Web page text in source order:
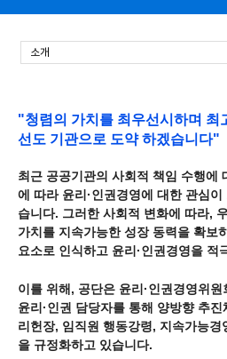
소개
개
"청렴의 가치를 최우선시하며 최
선도 기관으로 도약 하겠습니다"
최근 공공기관의 사회적 책임 수행에
에 따라 윤리·인권경영에 대한 관심
습니다. 그러한 사회적 변화에 따라,
가치를 지속가능한 성장 동력을 확보
요소로 인식하고 윤리·인권경영을 적
이를 위해, 공단은 윤리·인권경영위
윤리·인권 담당자를 통해 양방향 추
리헌장, 임직원 행동강령, 지속가능경
을 규정화하고 있습니다.